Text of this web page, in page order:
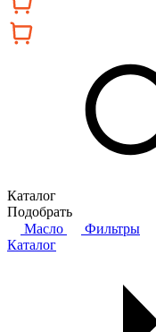
Каталог
Подобрать
Масло
Фильтры
Каталог